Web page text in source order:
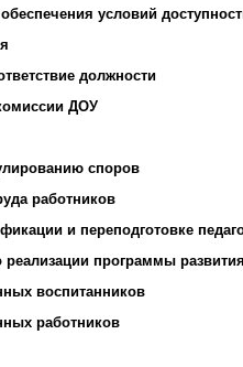
условий
должности
ДОУ
споров
работников
и переподготовке
программы
воспитанников
работников